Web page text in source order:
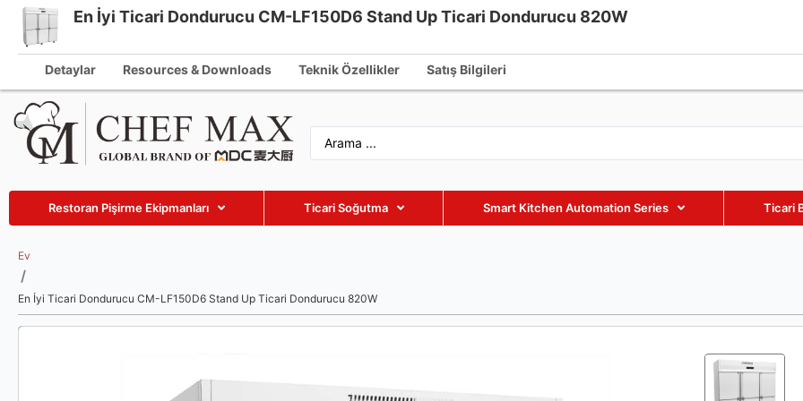
Turkish
English
German
French
Spanish
Arabic
Indonesian
Restoran Pişirme Ekipmanları Ticari Soğutma Smart Kitchen Automation Series Ticari
Ev
/
En İyi Ticari Dondurucu CM-LF150D6 Stand Up Ticari Dondurucu 820W
En İyi Ticari Dondurucu CM-LF150D6 Stand Up Ticari Dondurucu 820W
Detaylar Resources & Downloads Teknik Özellikler Satış Bilgileri